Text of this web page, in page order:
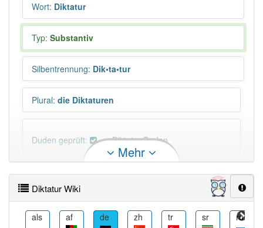
Wort: Diktatur
Typ: Substantiv
Silbentrennung: Dik•ta•tur
Plural: die Diktaturen
Duden geprüft: Diktatur Duden
PowerIndex:46
Mehr
Diktatur Wiki
als af de zh tr sr ru